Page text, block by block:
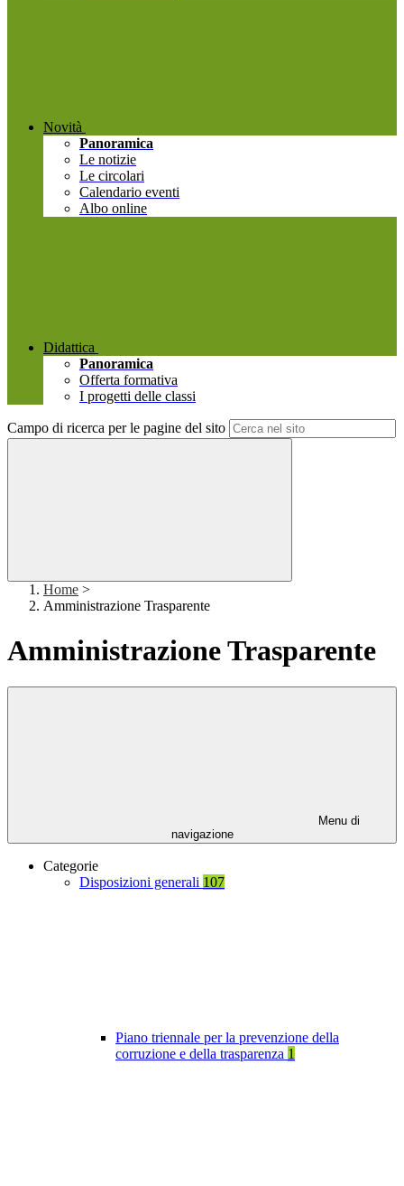
Novità
Panoramica
Le notizie
Le circolari
Calendario eventi
Albo online
Didattica
Panoramica
Offerta formativa
I progetti delle classi
Campo di ricerca per le pagine del sito
Home >
Amministrazione Trasparente
Amministrazione Trasparente
Menu di
navigazione
Categorie
Disposizioni generali 107
Piano triennale per la prevenzione della
corruzione e della trasparenza 1